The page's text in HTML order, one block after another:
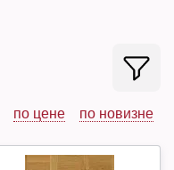
по цене по новизне